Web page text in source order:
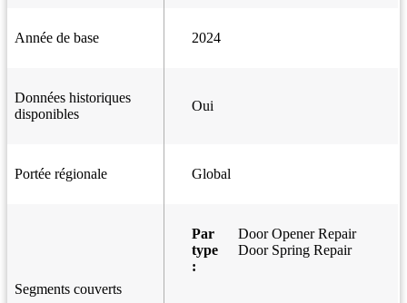
Année de base 2024
Données historiques
disponibles
Oui
Portée régionale Global
Segments couverts
Par
type
:
Door Opener Repair
Door Spring Repair